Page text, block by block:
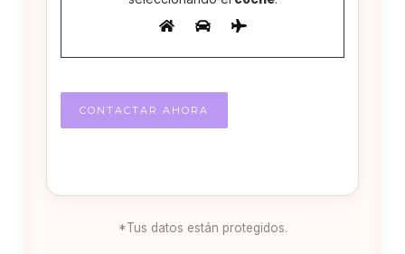
*Tus datos están protegidos.